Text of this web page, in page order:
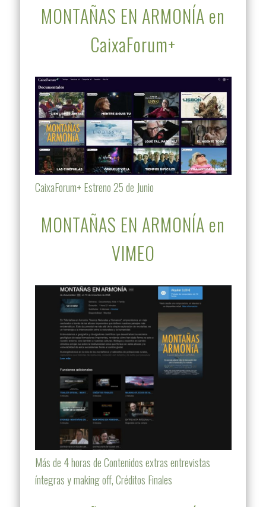
MONTAÑAS EN ARMONÍA en
CaixaForum+
CaixaForum+ Estreno 25 de Junio
MONTAÑAS EN ARMONÍA en
VIMEO
Más de 4 horas de Contenidos extras entrevistas
íntegras y making off, Créditos Finales